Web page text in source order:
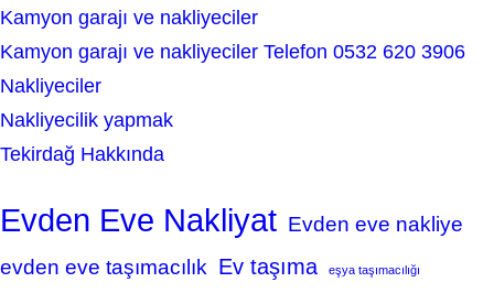
Kamyon garajı ve nakliyeciler
Kamyon garajı ve nakliyeciler Telefon 0532 620 3906
Nakliyeciler
Nakliyecilik yapmak
Tekirdağ Hakkında
Evden Eve Nakliyat Evden eve nakliye
evden eve taşımacılık Ev taşıma eşya taşımacılığı